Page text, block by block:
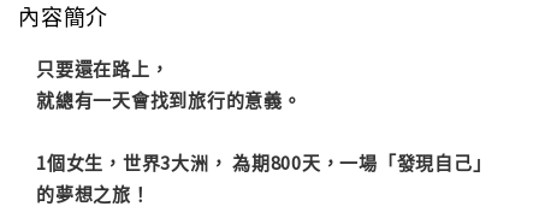
內容簡介
只要還在路上，
就總有一天會找到旅行的意義。
1個女生，世界3大洲， 為期800天，一場「發現自己」
的夢想之旅！